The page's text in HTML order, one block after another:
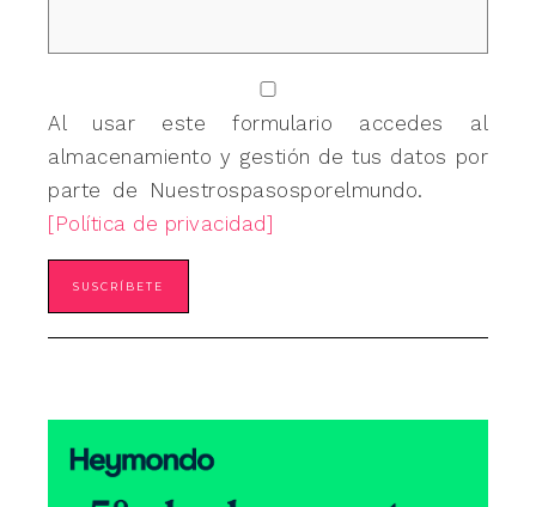
Al usar este formulario accedes al
almacenamiento y gestión de tus datos por
parte de Nuestrospasosporelmundo.
[Política de privacidad]